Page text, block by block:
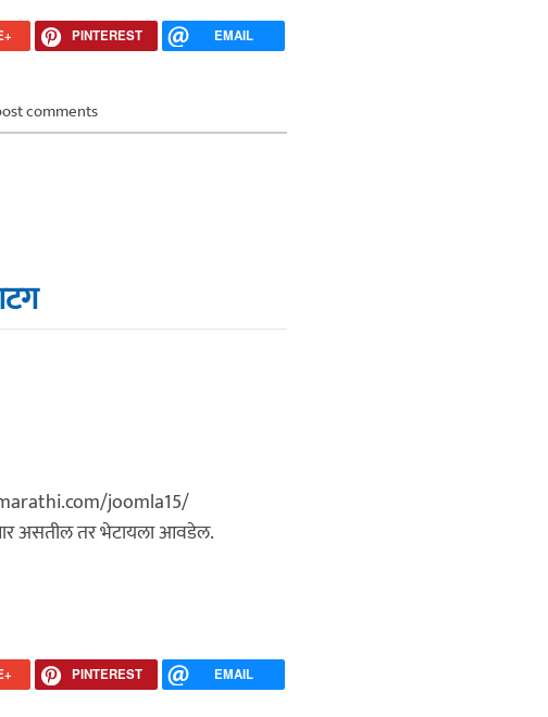
PINTEREST EMAIL
comments
joomla15/
असतील तर भेटायला आवडेल.
PINTEREST EMAIL